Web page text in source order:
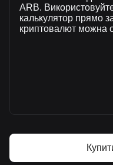
Більше
ARB.
калькулятор прямо
криптовалют можна